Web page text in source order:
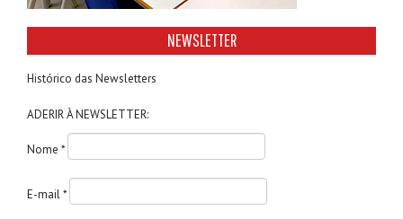
NEWSLETTER
Histórico das Newsletters
ADERIR À NEWSLETTER:
Nome *
E-mail *